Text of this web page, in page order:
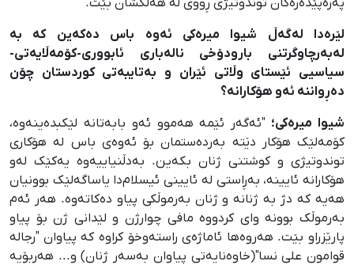
لێرەدا لەگەڵ شیوا میرەکی ئەوە باس دەکەین کە بە
لەبەرچاوگرتنی بارودۆخی نالەباری ئابووری-کۆمەڵایەتی-
سیاسیی ئێستای وڵاتی ئێران و بەتایبەتی کوردستان چۆن
دەڕواننە ئەو هۆکارانە؟
شیوا میرەکی؛ "ئەگەر ئێمە هەموو ئەو بابەتانە لێکبدەینەوە،
کۆمەلێک هۆکار دێتە بەردەستمان بۆ ئەوەی باس لە هۆکاری
توندوتیژی و کوشتنی ژنان بکەین. بەدڵنیاییەوە یەکێک لەو
هۆکارانە ئایینە، بەڕاستی لە ئایینی ئیسلام‌دا یاساگەلێک بوونیان
هەیە کە دژ بە ژنانە و ژنان بەرموڵکی پیاو دەکاتەوە. هەر ئەم
بەرموڵک بوونە وای کردووە مافی چوارژن و لێدانی ژن بۆ پیاو
پارێزراو بێت. هەروەها ئاماژەی راستەوخۆ کراوە کە پیاوان "رجالە
قوامون علی نسا"(خاوەنایەتی پیاوان بەسەر ژنان) و... هەربۆیە